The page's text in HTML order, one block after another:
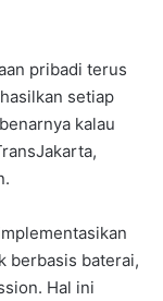
pribadi terus
setiap
kalau
berbasis baterai,
Hal ini